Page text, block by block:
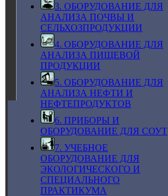
3. ОБОРУДОВАНИЕ ДЛЯ
АНАЛИЗА ПОЧВЫ И
СЕЛЬХОЗПРОДУКЦИИ
4. ОБОРУДОВАНИЕ ДЛЯ
АНАЛИЗА ПИЩЕВОЙ
ПРОДУКЦИИ
5. ОБОРУДОВАНИЕ ДЛЯ
АНАЛИЗА НЕФТИ И
НЕФТЕПРОДУКТОВ
6. ПРИБОРЫ И
ОБОРУДОВАНИЕ ДЛЯ СОУТ
7. УЧЕБНОЕ
ОБОРУДОВАНИЕ ДЛЯ
ЭКОЛОГИЧЕСКОГО И
СПЕЦИАЛЬНОГО
ПРАКТИКУМА